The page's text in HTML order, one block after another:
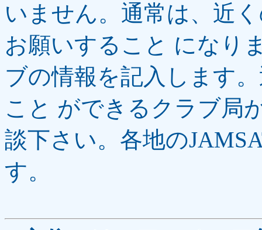
いません。通常は、近
お願いすること になり
ブの情報を記入します
こと ができるクラブ局
談下さい。各地の
す。